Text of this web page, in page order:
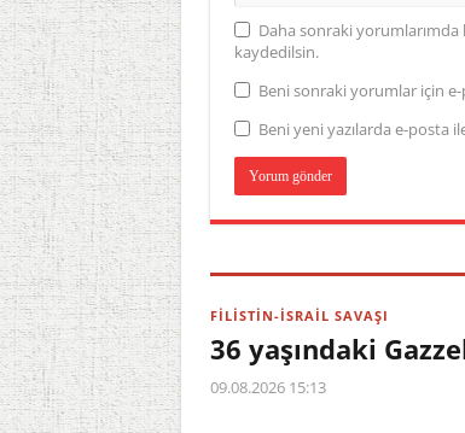
Daha sonraki yorumlarımda
kaydedilsin.
Beni sonraki yorumlar için
Beni yeni yazılarda e-posta
FİLİSTİN-İSRAİL SAVAŞI
36 yaşındaki
09.08.2026 15:13